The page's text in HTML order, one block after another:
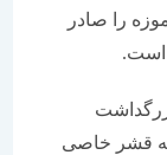
صادر
خاصی